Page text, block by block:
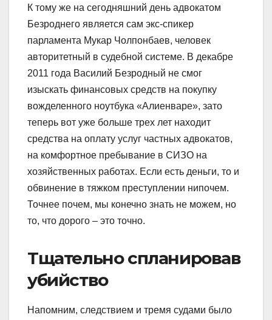
К тому же на сегодняшний день адвокатом
Безроднего является сам экс-спикер
парламента Мукар Чолпонбаев, человек
авторитетный в судебной системе. В декабре
2011 года Василий Безродный не смог
изыскать финансовых средств на покупку
вожделенного ноутбука «Алиенваре», зато
теперь вот уже больше трех лет находит
средства на оплату услуг частных адвокатов,
на комфортное пребывание в СИЗО на
хозяйственных работах. Если есть деньги, то и
обвинение в тяжком преступлении нипочем.
Точнее почем, мы конечно знать не можем, но
то, что дорого – это точно.
Тщательно спланировав
убийство
Напомним, следствием и тремя судами было